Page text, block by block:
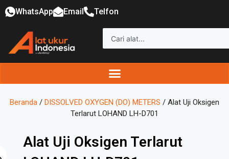
WhatsApp Email Telfon
Beranda / DISSOLVED OXYGEN (DO) METERS / Alat Uji Oksigen
Terlarut LOHAND LH-D701
Alat Uji Oksigen Terlarut